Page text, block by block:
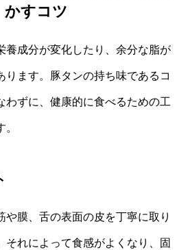
かすコツ
養成分が変化したり、余分な脂が
ります。豚タンの持ち味であるコ
わずに、健康的に食べるための工
や膜、舌の表面の皮を丁寧に取り
それによって食感がよくなり、固